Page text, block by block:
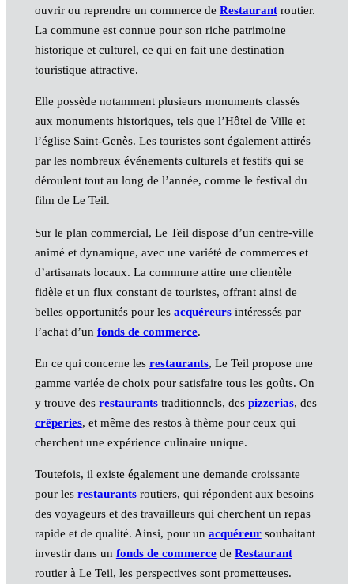
ouvrir ou reprendre un commerce de Restaurantroutier.
La commune est connue pour son riche patrimoine
historique et culturel, ce qui en fait une destination
touristique attractive.
Elle possède notamment plusieurs monuments classés
aux monuments historiques, tels que l’Hôtel de Ville et
l’église Saint-Genès. Les touristes sont également attirés
par les nombreux événements culturels et festifs qui se
déroulent tout au long de l’année, comme le festival du
film de Le Teil.
Sur le plan commercial, Le Teil dispose d’un centre-ville
animé et dynamique, avec une variété de commerces et
d’artisanats locaux. La commune attire une clientèle
fidèle et un flux constant de touristes, offrant ainsi de
belles opportunités pour les acquéreursintéressés par
l’achat d’un fonds de commerce.
En ce qui concerne les restaurants, Le Teil propose une
gamme variée de choix pour satisfaire tous les goûts. On
y trouve des restaurantstraditionnels, des pizzerias, des
crêperies, et même des restos à thème pour ceux qui
cherchent une expérience culinaire unique.
Toutefois, il existe également une demande croissante
pour les restaurantsroutiers, qui répondent aux besoins
des voyageurs et des travailleurs qui cherchent un repas
rapide et de qualité. Ainsi, pour un acquéreursouhaitant
investir dans un fonds de commercede Restaurant
routier à Le Teil, les perspectives sont prometteuses.